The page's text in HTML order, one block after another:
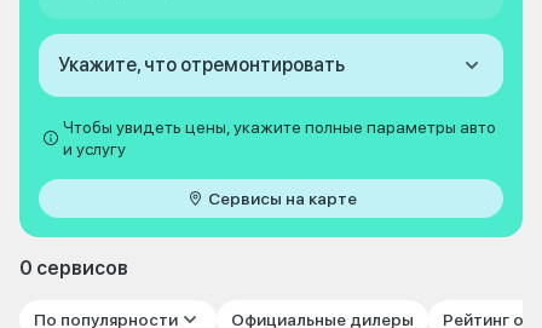
Укажите, что отремонтировать
Чтобы увидеть цены, укажите полные параметры авто
и услугу
Сервисы на карте
0 сервисов
По популярности Официальные дилеры Рейтинг